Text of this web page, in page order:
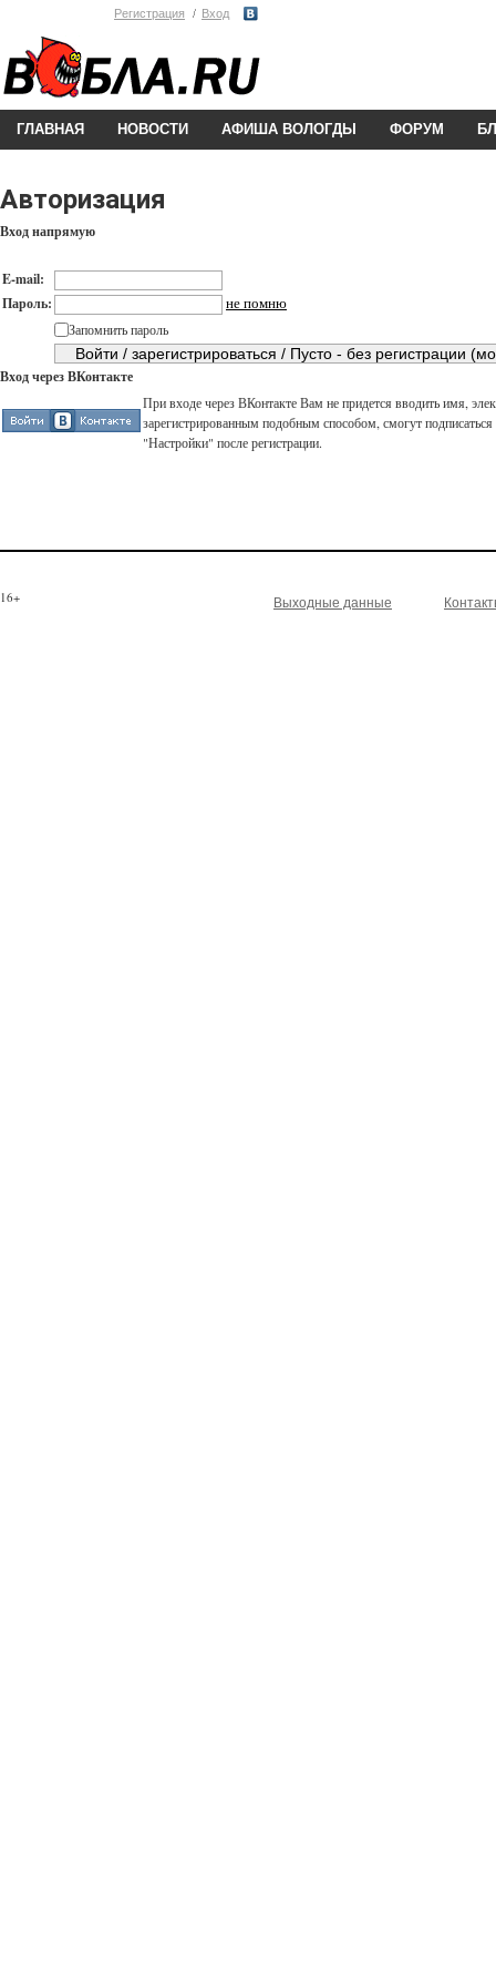
Регистрация Вход
ГЛАВНАЯ НОВОСТИ АФИША ВОЛОГДЫ ФОРУМ
Авторизация
Вход напрямую
E-mail:
Пароль:
не помню
Запомнить пароль
Вход через ВКонтакте
При входе через ВКонтакте Вам не придется вводить имя,
зарегистрированным подобным способом, смогут
"Настройки" после регистрации.
16+ Выходные данные